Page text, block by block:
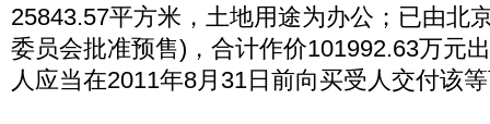
25843.57平方米，土地用途为办公；已由北
委员会批准预售)，合计作价101992.63万元
人应当在2011年8月31日前向买受人交付该